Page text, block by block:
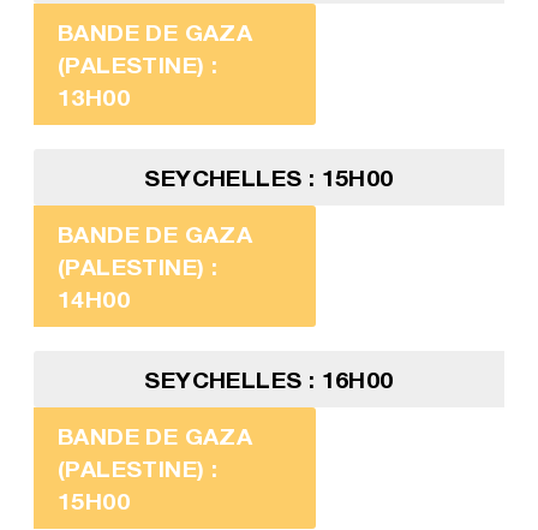
BANDE DE GAZA
(PALESTINE) :
13H00
SEYCHELLES : 15H00
BANDE DE GAZA
(PALESTINE) :
14H00
SEYCHELLES : 16H00
BANDE DE GAZA
(PALESTINE) :
15H00